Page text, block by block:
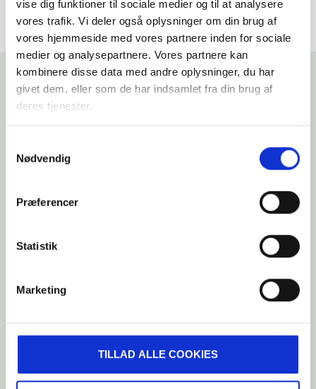
vise dig funktioner til sociale medier og til at analysere
vores trafik. Vi deler også oplysninger om din brug af
vores hjemmeside med vores partnere inden for sociale
medier og analysepartnere. Vores partnere kan
kombinere disse data med andre oplysninger, du har
givet dem, eller som de har indsamlet fra din brug af
deres tjenester.
enhver tid tilbagekalde dit samtykke. Du kan læse mere
om brugen af cookies her og læse om vores behandling
Nødvendig
Præferencer
Statistik
Marketing
TILLAD ALLE COOKIES
RELATEREDE NYHEDER